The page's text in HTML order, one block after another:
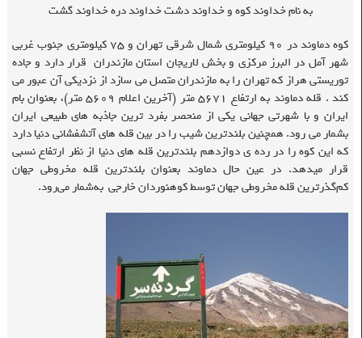
به نام خداوند کوه و خداوند دشت خداوند دره خداوند گشت
کوه دماوند در ۹۰ کیلومتری شمال شرقی تهران و ۷۵ کیلومتری جنوب غربی
شهر آمل در البرز مرکزی و بخش لاریجان استان مازندران قرار دارد و جاده
توریستی هراز که تهران را به مازندران متصل می سازد از نزدیکی آن عبور می
کند . قله دماوند به ارتفاع ۵۶۷۱ متر (آخرین اعلام ۵۶۰۹ متر)، بعنوان بام
ایران و با شهرتی جهانی یکی از منحصر بفرد ترین جاذبه های طبیعی ایران
بشمار می رود. همچنین بلندترین شیب را در بین قله های آتشفشانی دنیا دارد
که این کوه را در رده ی دوازدهم بلندترین قله های دنیا از نظر ارتفاع نسبی
قرار میدهد. در عین حال دماوند بعنوان بلندترین قله مخروطی جهان
کم‌گذرترین قله مخروطی جهان توسط کوهنوردان خارجی به‌شمار می‌رود.